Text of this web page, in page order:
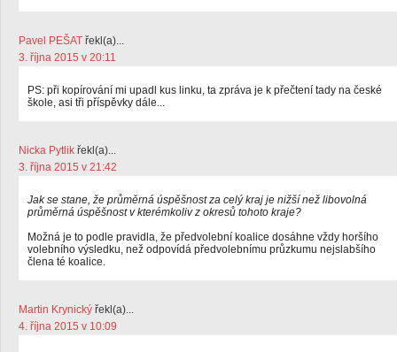
Pavel PEŠAT řekl(a)...
3. října 2015 v 20:11
PS: při kopírování mi upadl kus linku, ta zpráva je k přečtení tady na české
škole, asi tři příspěvky dále...
Nicka Pytlik řekl(a)...
3. října 2015 v 21:42
Jak se stane, že průměrná úspěšnost za celý kraj je nižší než libovolná
průměrná úspěšnost v kterémkoliv z okresů tohoto kraje?
Možná je to podle pravidla, že předvolební koalice dosáhne vždy horšího
volebního výsledku, než odpovídá předvolebnímu průzkumu nejslabšího
člena té koalice.
Martin Krynický řekl(a)...
4. října 2015 v 10:09